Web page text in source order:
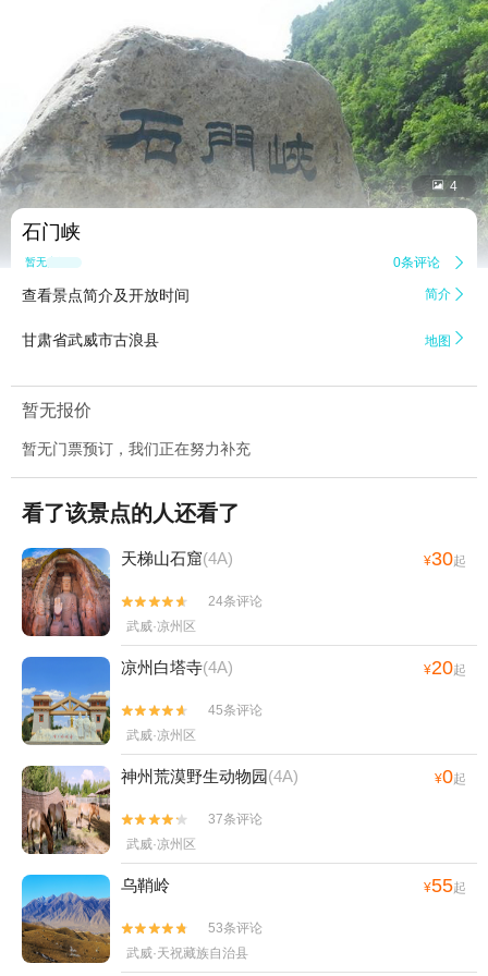
 4
石门峡
暂无点评 0条评论 
查看景点简介及开放时间 简介 
甘肃省武威市古浪县 地图 
暂无报价
暂无门票预订，我们正在努力补充
看了该景点的人还看了
天梯山石窟(4A) ¥30起


24条评论
武威·凉州区
凉州白塔寺(4A) ¥20起


45条评论
武威·凉州区
神州荒漠野生动物园(4A) ¥0起


37条评论
武威·凉州区
乌鞘岭 ¥55起


53条评论
武威·天祝藏族自治县